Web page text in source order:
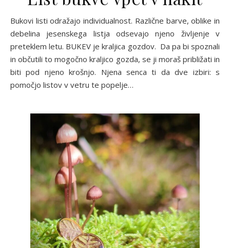
Bukovi listi odražajo individualnost. Različne barve, oblike in
debelina jesenskega listja odsevajo njeno življenje v
preteklem letu. BUKEV je kraljica gozdov. Da pa bi spoznali
in občutili to mogočno kraljico gozda, se ji moraš približati in
biti pod njeno krošnjo. Njena senca ti da dve izbiri: s
pomočjo listov v vetru te popelje…